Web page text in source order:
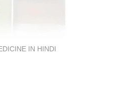
IN HINDI